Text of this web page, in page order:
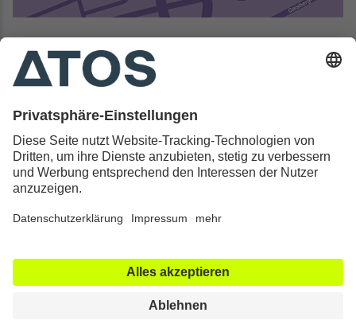
Kontakt & Rechtliches
Alle ATOS Kliniken